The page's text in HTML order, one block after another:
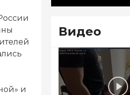
и
Видео